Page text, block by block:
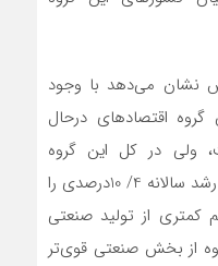
نشان می‌دهد با وجود
اقتصادهای درحال
ولی در کل این گروه
توانسته است در سه‌ماه دوم 2022 رشد سالانه 4/ 10درصدی را
از تولید صنعتی
از بخش صنعتی قوی‌‌‌تر